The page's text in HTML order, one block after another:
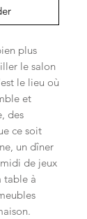
plus
le salon
le lieu où
et
des
ce soit
un dîner
de jeux
table à